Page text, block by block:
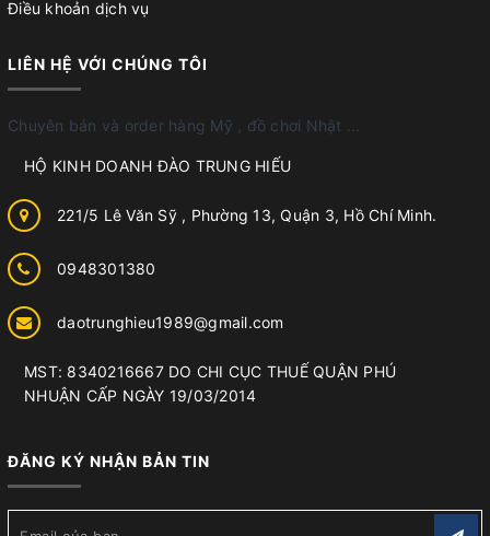
Điều khoản dịch vụ
LIÊN HỆ VỚI CHÚNG TÔI
Chuyên bán và order hàng Mỹ , đồ chơi Nhật ...
HỘ KINH DOANH ĐÀO TRUNG HIẾU
221/5 Lê Văn Sỹ , Phường 13, Quận 3, Hồ Chí Minh.
0948301380
daotrunghieu1989@gmail.com
MST: 8340216667 DO CHI CỤC THUẾ QUẬN PHÚ
NHUẬN CẤP NGÀY 19/03/2014
ĐĂNG KÝ NHẬN BẢN TIN